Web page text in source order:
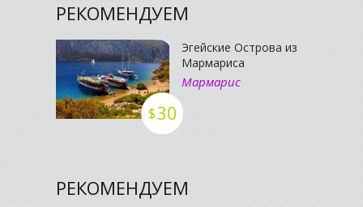
РЕКОМЕНДУЕМ
$30
Эгейские Острова из
Мармариса
Мармарис
РЕКОМЕНДУЕМ